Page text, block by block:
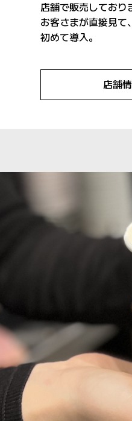
店舗で販売しており
お客さまが直接見て
初めて導入。
店舗